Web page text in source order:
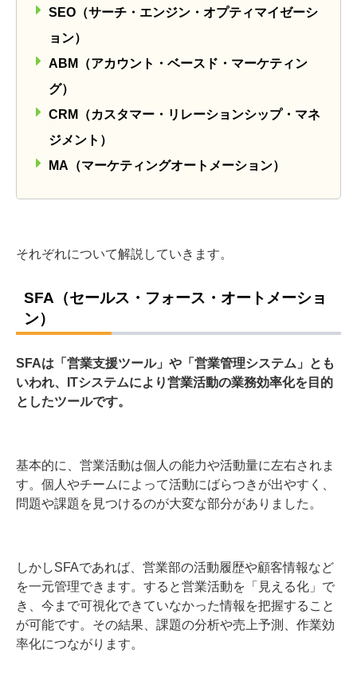
SEO（サーチ・エンジン・オプティマイゼーシ
ョン）
ABM（アカウント・ベースド・マーケティン
グ）
CRM（カスタマー・リレーションシップ・マネ
ジメント）
MA（マーケティングオートメーション）
それぞれについて解説していきます。
SFA（セールス・フォース・オートメーショ
ン）
SFAは「営業支援ツール」や「営業管理システム」とも
いわれ、ITシステムにより営業活動の業務効率化を目的
としたツールです。
基本的に、営業活動は個人の能力や活動量に左右されま
す。個人やチームによって活動にばらつきが出やすく、
問題や課題を見つけるのが大変な部分がありました。
しかしSFAであれば、営業部の活動履歴や顧客情報など
を一元管理できます。すると営業活動を「見える化」で
き、今まで可視化できていなかった情報を把握すること
が可能です。その結果、課題の分析や売上予測、作業効
率化につながります。